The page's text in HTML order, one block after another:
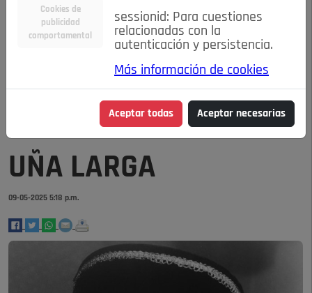
EL MISTERIO DE LA UÑA LARGA
EL MISTERIO DE LA
UÑA LARGA
09-05-2025 5:18 p.m.
Cookies de
publicidad
comportamental
sessionid: Para cuestiones
relacionadas con la
autenticación y persistencia.
Más información de cookies
Aceptar todas Aceptar necesarias